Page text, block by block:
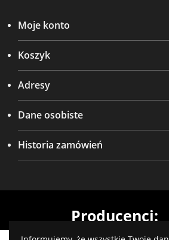
Moje konto
Koszyk
Adresy
Dane osobiste
Historia zamówień
Producenci: